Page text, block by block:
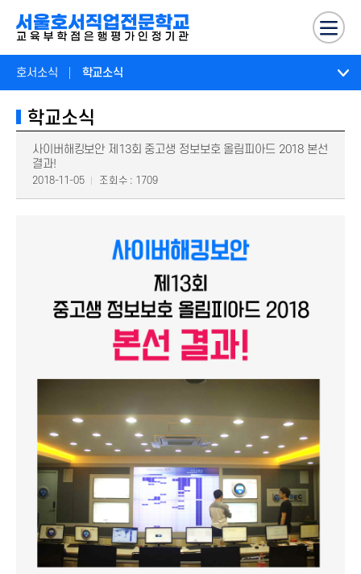
호서소식 학교소식
학교소식
사이버해킹보안 제13회 중고생 정보보호 올림피아드 2018 본선
결과!
2018-11-05 조회수 : 1709